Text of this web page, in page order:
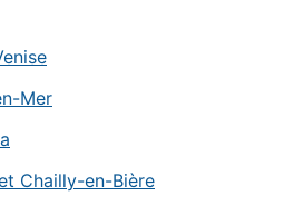
Mer
Chailly-en-Bière